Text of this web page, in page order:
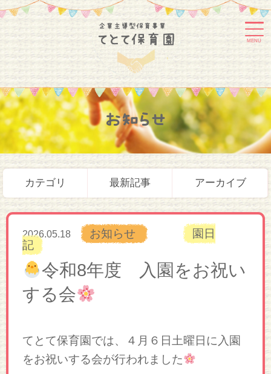
MENU
お知らせ
カテゴリ 最新記事 アーカイブ
2026.05.18 お知らせ
園日
記
令和8年度 入園をお祝い
する会
てとて保育園では、４月６日土曜日に入園
をお祝いする会が行われました